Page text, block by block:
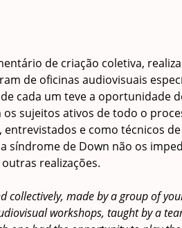
de criação coletiva,
de oficinas audiovisuais
cada um teve a oportunidade
sujeitos ativos de todo o
e como técnicos
síndrome de Down não os
realizações.
collectively, made by a group of
workshops, taught by a